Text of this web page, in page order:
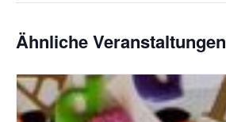
Ähnliche Veranstaltungen